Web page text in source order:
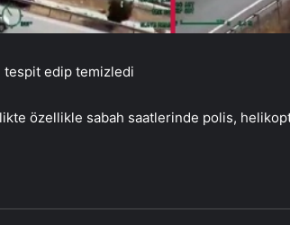
edip temizledi
özellikle sabah saatlerinde polis,